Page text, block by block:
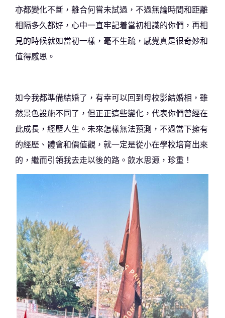
亦都變化不斷，離合何嘗未試過，不過無論時間和距離
相隔多久都好，心中一直牢記着當初相識的你們，再相
見的時候就如當初一樣，毫不生疏，感覺真是很奇妙和
值得感恩。
如今我都準備結婚了，有幸可以回到母校影結婚相，雖
然景色設施不同了，但正正這些變化，代表你們曾經在
此成長，經歷人生。未來怎樣無法預測，不過當下擁有
的經歷、體會和價值觀，就一定是從小在學校培育出來
的，繼而引領我去走以後的路。飲水思源，珍重！